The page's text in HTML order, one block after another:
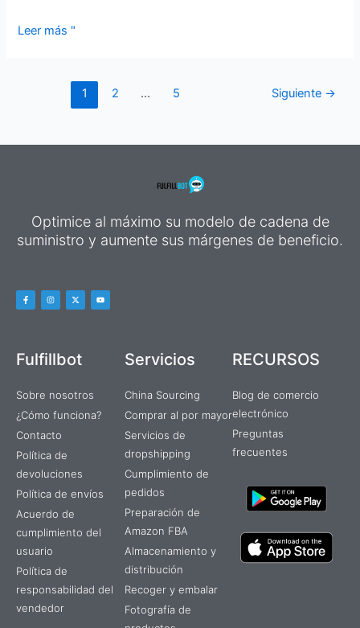
Leer más "
1 2 ... 5 Siguiente →
Optimice al máximo su modelo de cadena de
suministro y aumente sus márgenes de beneficio.
Fulfillbot
Sobre nosotros
¿Cómo funciona?
Contacto
Política de
devoluciones
Política de envíos
Acuerdo de
cumplimiento del
usuario
Política de
responsabilidad del
vendedor
Servicios
China Sourcing
Comprar al por mayor
Servicios de
dropshipping
Cumplimiento de
pedidos
Preparación de
Amazon FBA
Almacenamiento y
distribución
Recoger y embalar
Fotografía de
RECURSOS
Blog de comercio
electrónico
Preguntas
frecuentes